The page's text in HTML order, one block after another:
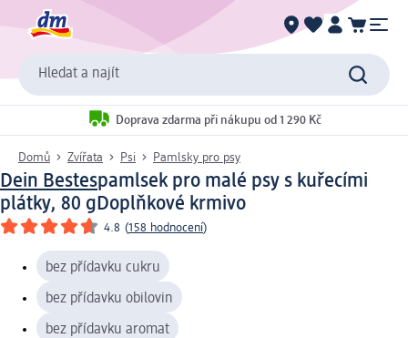
Hledat a najít
Doprava zdarma při nákupu od 1 290 Kč
Domů Zvířata Psi Pamlsky pro psy
Dein Bestespamlsek pro malé psy s kuřecími
plátky, 80 gDoplňkové krmivo
4.8 (158 hodnocení)
bez přídavku cukru
bez přídavku obilovin
bez přídavku aromat